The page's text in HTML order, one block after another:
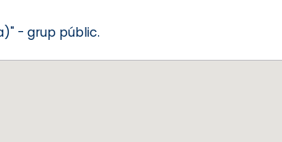
- grup públic.